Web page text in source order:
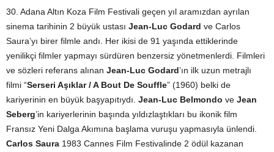
30. Adana Altın Koza Film Festivali geçen yıl aramızdan ayrılan
sinema tarihinin 2 büyük ustası Jean-Luc Godard ve Carlos
Saura’yı birer filmle andı. Her ikisi de 91 yaşında ettiklerinde
yenilikçi filmler yapmayı sürdüren benzersiz yönetmenlerdi. Filmleri
ve sözleri referans alınan Jean-Luc Godard’ın ilk uzun metrajlı
filmi “Serseri Aşıklar / A Bout De Souffle” (1960) belki de
kariyerinin en büyük başyapıtıydı. Jean-Luc Belmondo ve Jean
Seberg’in kariyerlerinin başında yıldızlaştıkları bu ikonik film
Fransız Yeni Dalga Akımına başlama vuruşu yapmasıyla ünlendi.
Carlos Saura 1983 Cannes Film Festivalinde 2 ödül kazanan